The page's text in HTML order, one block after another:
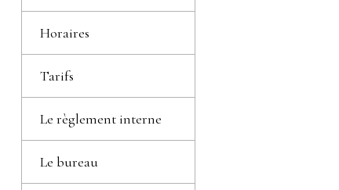
Horaires
Tarifs
Le règlement interne
Le bureau